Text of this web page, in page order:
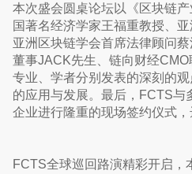
本次盛会圆桌论坛以《区块链
国著名经济学家王福重教授、
亚洲区块链学会首席法律顾问
董事JACK先生、链向财经
专业、学者分别发表的深刻的
的应用与发展。最后，FCTS与
企业进行隆重的现场签约仪式，
FCTS全球巡回路演精彩开启，